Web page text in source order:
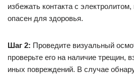
избежать контакта с
опасен для здоровья.
Шаг 2: Проведите визуальный
проверьте его на наличие трещин,
иных повреждений. В случае